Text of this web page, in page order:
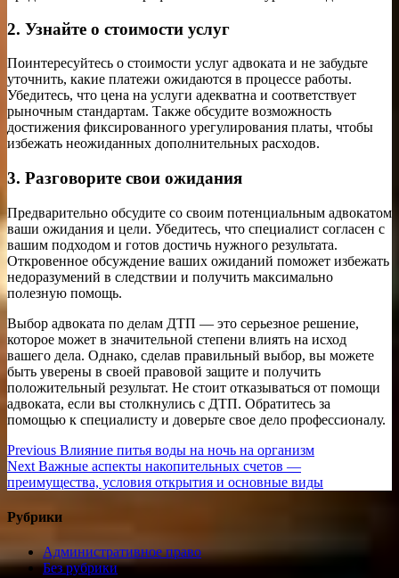
2. Узнайте о стоимости услуг
Поинтересуйтесь о стоимости услуг адвоката и не забудьте
уточнить, какие платежи ожидаются в процессе работы.
Убедитесь, что цена на услуги адекватна и соответствует
рыночным стандартам. Также обсудите возможность
достижения фиксированного урегулирования платы, чтобы
избежать неожиданных дополнительных расходов.
3. Разговорите свои ожидания
Предварительно обсудите со своим потенциальным адвокатом
ваши ожидания и цели. Убедитесь, что специалист согласен с
вашим подходом и готов достичь нужного результата.
Откровенное обсуждение ваших ожиданий поможет избежать
недоразумений в следствии и получить максимально
полезную помощь.
Выбор адвоката по делам ДТП — это серьезное решение,
которое может в значительной степени влиять на исход
вашего дела. Однако, сделав правильный выбор, вы можете
быть уверены в своей правовой защите и получить
положительный результат. Не стоит отказываться от помощи
адвоката, если вы столкнулись с ДТП. Обратитесь за
помощью к специалисту и доверьте свое дело профессионалу.
Навигация
по
Previous Previous
post:
Влияние питья воды на ночь на организм
Next Next
post:
Важные аспекты накопительных счетов —
преимущества, условия открытия и основные виды
Рубрики
Административное право
Без рубрики